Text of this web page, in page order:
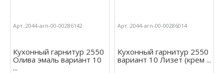
Арт.:2044-arn-00-00286142
Кухонный гарнитур 2550
Олива эмаль вариант 10
...
Арт.:2044-arn-00-00286014
Кухонный гарнитур 2550
вариант 10 Лизет (крем ...